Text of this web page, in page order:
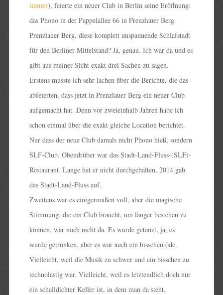
immer), feierte ein neuer Club in Berlin seine Eröffnung:
das Phono in der Pappelallee 66 in Prenzlauer Berg.
Prenzlauer Berg, diese komplett unspannende Schlafstadt
für den Berliner Mittelstand? Ja, genau. Ich war da und es
gibt aus meiner Sicht exakt drei Sachen zu sagen.
Erstens musste ich sehr lachen über die Berichte, die das
abfeierten, dass jetzt in Prenzlauer Berg ein neuer Club
aufgemacht hat. Denn vor zweieinhalb Jahren habe ich
schon einmal über die exakt gleiche Location berichtet.
Nur dass der neue Club damals nicht Phono hieß, sondern
SLF-Club. Obendrüber war das Stadt-Land-Fluss-(SLF)-
Restaurant. Lange hat er nicht durchgehalten, 2014 gab
das Stadt-Land-Fluss auf.
Zweitens war es einigermaßen voll, aber die magische
Stimmung, die ein Club braucht, um länger bestehen zu
können, war noch nicht da. Es wurde getanzt, ja, es
wurde getrunken, aber es war auch ein bisschen öde.
Vielleicht, weil die Musik zu schwer und ein bisschen zu
technolastig war. Vielleicht, weil es letztendlich doch nur
ein schalldichter Keller ist, in dem man da steht.